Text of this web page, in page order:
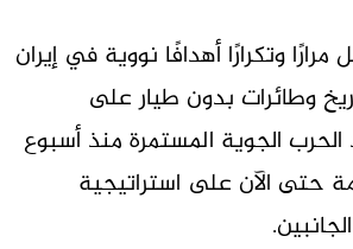
وتكرارًا أهدافًا نووية في إيران
وطائرات بدون طيار على
الجوية المستمرة منذ أسبوع
حتى الآن على استراتيجية